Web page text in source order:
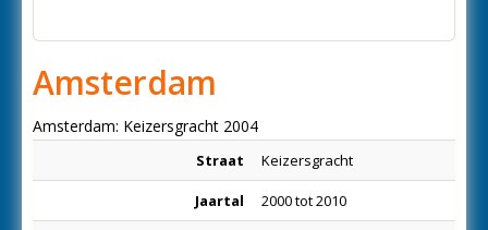
Amsterdam
Amsterdam: Keizersgracht 2004
Straat Keizersgracht
Jaartal 2000 tot 2010